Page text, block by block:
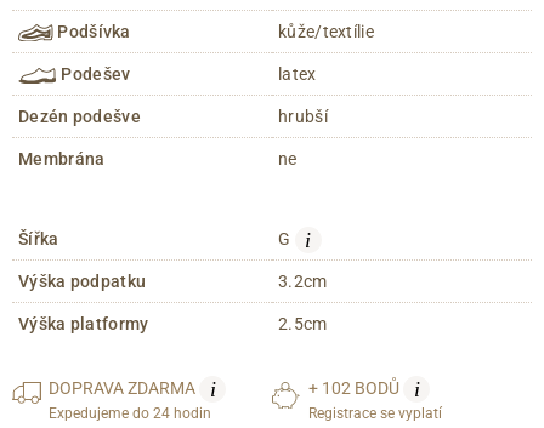
Podšívka kůže/textílie
Podešev latex
Dezén podešve hrubší
Membrána ne
Šířka G i
Výška podpatku 3.2cm
Výška platformy 2.5cm
DOPRAVAZDARMA i
Expedujeme do 24 hodin
+ 102 BODŮ i
Registrace se vyplatí